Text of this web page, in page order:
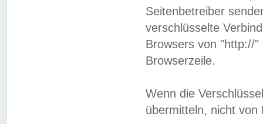
Seitenbetreiber
verschlüsselte
Browsers von "http://
Browserzeile.
Wenn die
übermitteln, nicht von